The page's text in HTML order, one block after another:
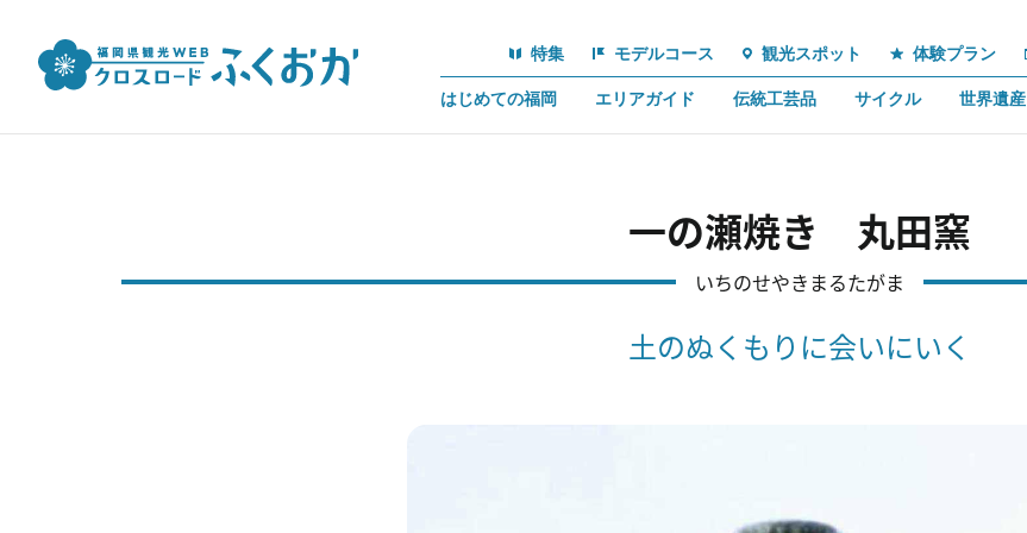
特集 モデルコース 観光スポット 体験プラン
はじめての福岡 エリアガイド 伝統工芸品 サイクル 世界遺産
一の瀬焼き 丸田窯
いちのせやきまるたがま
土のぬくもりに会いにいく